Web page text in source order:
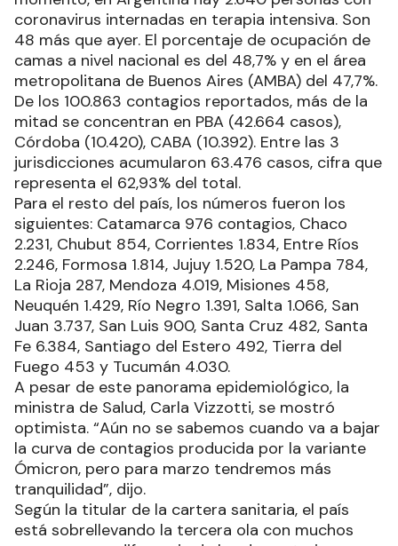
coronavirus internadas en terapia intensiva. Son
48 más que ayer. El porcentaje de ocupación de
camas a nivel nacional es del 48,7% y en el área
metropolitana de Buenos Aires (AMBA) del 47,7%.
De los 100.863 contagios reportados, más de la
mitad se concentran en PBA (42.664 casos),
Córdoba (10.420), CABA (10.392). Entre las 3
jurisdicciones acumularon 63.476 casos, cifra que
representa el 62,93% del total.
Para el resto del país, los números fueron los
siguientes: Catamarca 976 contagios, Chaco
2.231, Chubut 854, Corrientes 1.834, Entre Ríos
2.246, Formosa 1.814, Jujuy 1.520, La Pampa 784,
La Rioja 287, Mendoza 4.019, Misiones 458,
Neuquén 1.429, Río Negro 1.391, Salta 1.066, San
Juan 3.737, San Luis 900, Santa Cruz 482, Santa
Fe 6.384, Santiago del Estero 492, Tierra del
Fuego 453 y Tucumán 4.030.
A pesar de este panorama epidemiológico, la
ministra de Salud, Carla Vizzotti, se mostró
optimista. “Aún no se sabemos cuando va a bajar
la curva de contagios producida por la variante
Ómicron, pero para marzo tendremos más
tranquilidad”, dijo.
Según la titular de la cartera sanitaria, el país
está sobrellevando la tercera ola con muchos